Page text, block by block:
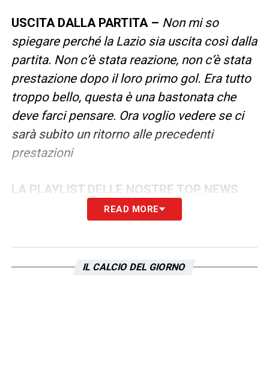
USCITA DALLA PARTITA – Non mi so
spiegare perché la Lazio sia uscita così dalla
partita. Non c’è stata reazione, non c’è stata
prestazione dopo il loro primo gol. Era tutto
troppo bello, questa è una bastonata che
deve farci pensare. Ora voglio vedere se ci
sarà subito un ritorno alle precedenti
prestazioni
LA PLAYLIST DELLE NOSTRE TOP NEWS
READ MORE
IL CALCIO DEL GIORNO